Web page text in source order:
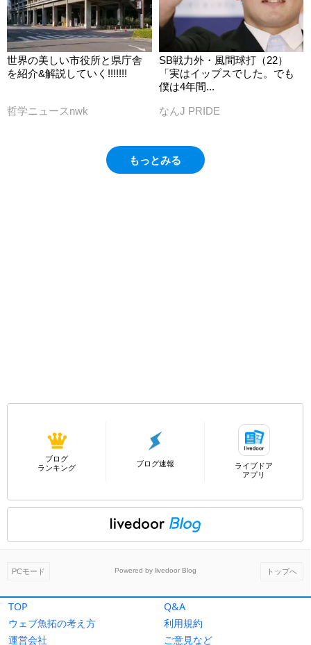
TOP
Q&A
ウェブ魚拓の考え方
利用規約
運営会社
ご意見など